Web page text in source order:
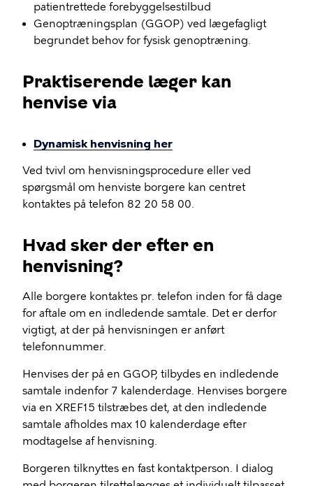
patientrettede forebyggelsestilbud
​Genoptræningsplan (GGOP) ved lægefagligt
begrundet behov for fysisk genoptræning.
Praktiserende læger kan
henvise via
Dynamisk henvisning her
Ved tvivl om henvisningsprocedure eller ved
spørgsmål om henviste borgere kan centret
kontaktes på telefon 82 20 58 00.
Hvad sker der efter en
henvisning?
Alle borgere kontaktes pr. telefon inden for få dage
for aftale om en indledende samtale. Det er derfor
vigtigt, at der på henvisningen er anført
telefonnummer.
Henvises der på en GGOP, tilbydes en indledende
samtale indenfor 7 kalenderdage. Henvises borgere
via en XREF15 tilstræbes det, at den indledende
samtale afholdes max 10 kalenderdage efter
modtagelse af henvisning.
Borgeren tilknyttes en fast kontaktperson. I dialog